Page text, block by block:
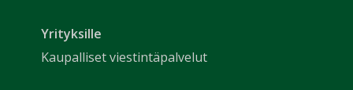
Yrityksille
Kaupalliset viestintäpalvelut